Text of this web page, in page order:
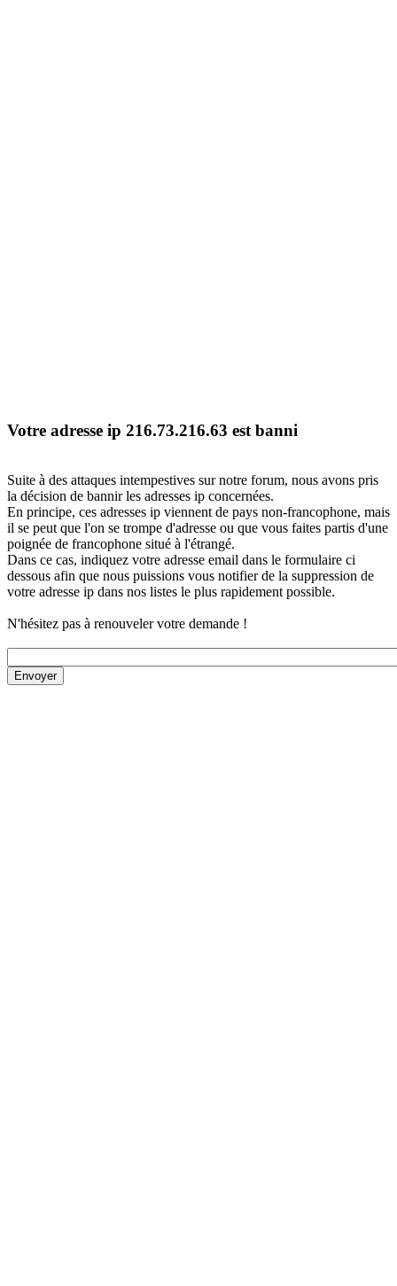
Votre adresse ip 216.73.216.63 est banni
Suite à des attaques intempestives sur notre forum, nous avons pris
la décision de bannir les adresses ip concernées.
En principe, ces adresses ip viennent de pays non-francophone, mais
il se peut que l'on se trompe d'adresse ou que vous faites partis d'une
poignée de francophone situé à l'étrangé.
Dans ce cas, indiquez votre adresse email dans le formulaire ci
dessous afin que nous puissions vous notifier de la suppression de
votre adresse ip dans nos listes le plus rapidement possible.
N'hésitez pas à renouveler votre demande !